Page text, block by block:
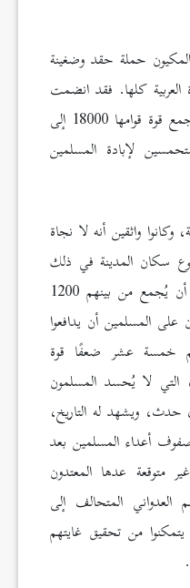
حملة حقد وضغينة
العربية كلها. فقد انضمت
قبائل عربية مختلفة في تحالف جمع قوة قوامها 18000 إلى
لإبادة المسلمين
واثقين أنه لا نجاة
سكان المدينة في ذلك
الوقت ثلاثة آلاف نفس، يمكن أن يُجمع من بينهم 1200
على المسلمين أن يدافعوا
خمسة عشر ضعفًا قوة
التي لا يُحسد المسلمون
ويشهد له التاريخ،
أعداء المسلمين بعد
عدها المعتدون
المتحالف إلى
من تحقيق غايتهم